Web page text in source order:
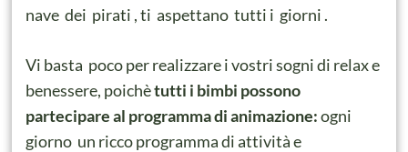
nave dei pirati , ti aspettano tutti i giorni .
Vi basta poco per realizzare i vostri sogni di relax e
benessere, poichètutti i bimbi possono
partecipare al programma di animazione:ogni
giorno un ricco programma di attività e